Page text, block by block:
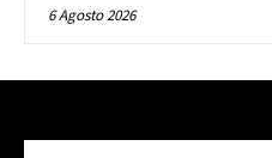
6 Agosto 2026